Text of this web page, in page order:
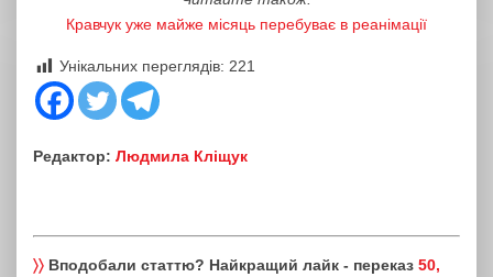
Кравчук уже майже місяць перебуває в реанімації
Унікальних переглядів: 221
Редактор: Людмила Кліщук
〉〉 Вподобали статтю? Найкращий лайк - переказ 50,